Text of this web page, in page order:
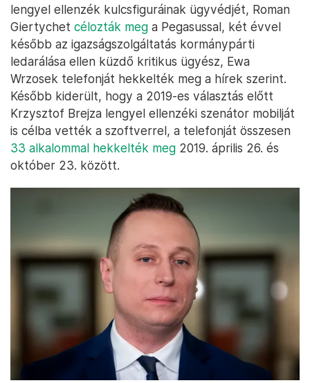
lengyel ellenzék kulcsfiguráinak ügyvédjét, Roman
Giertychet célozták meg a Pegasussal, két évvel
később az igazságszolgáltatás kormánypárti
ledarálása ellen küzdő kritikus ügyész, Ewa
Wrzosek telefonját hekkelték meg a hírek szerint.
Később kiderült, hogy a 2019-es választás előtt
Krzysztof Brejza lengyel ellenzéki szenátor mobilját
is célba vették a szoftverrel, a telefonját összesen
33 alkalommal hekkelték meg 2019. április 26. és
október 23. között.